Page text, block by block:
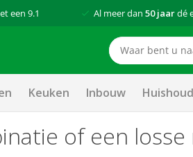
een 9.1 Al meer dan50 jaardé
Keuken Inbouw
of een